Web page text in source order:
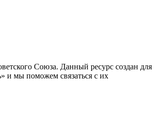
Союза. Данный ресурс создан для
и мы поможем связаться с их